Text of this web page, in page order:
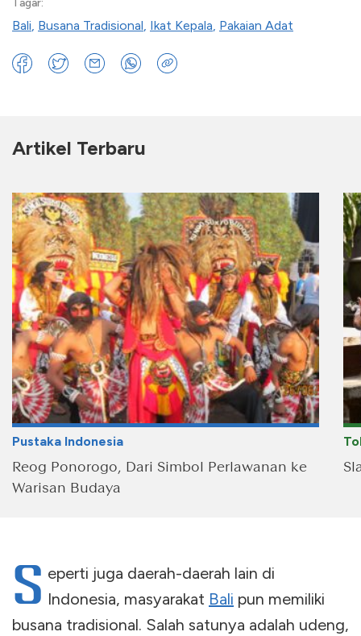
Tagar:
Bali, Busana Tradisional, Ikat Kepala, Pakaian Adat
Artikel Terbaru
Pustaka Indonesia
Reog Ponorogo, Dari Simbol Perlawanan ke
Warisan Budaya
S eperti juga daerah-daerah lain di
Indonesia, masyarakat Bali pun memiliki
busana tradisional. Salah satunya adalah udeng,